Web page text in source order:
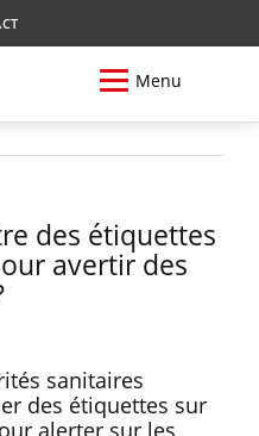
Menu
des étiquettes
avertir des
sanitaires
des étiquettes sur
alerter sur les